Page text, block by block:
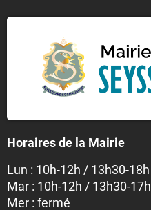
Horaires de la Mairie
Lun : 10h-12h / 13h30-18h
Mar : 10h-12h / 13h30-17h
Mer : fermé